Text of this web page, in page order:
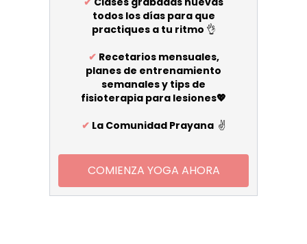
todos los días para que
practiques a tu ritmo 👌
✔ Recetarios mensuales,
planes de entrenamiento
semanales y tips de
fisioterapia para lesiones💖
✔ La Comunidad Prayana ✌️
COMIENZA YOGA AHORA